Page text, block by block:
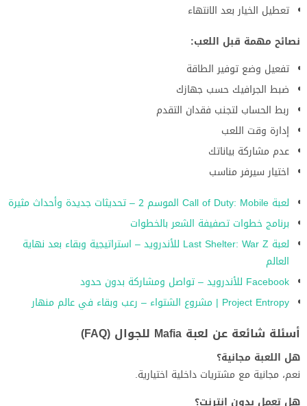
تعطيل الخيار بعد الانتهاء
نصائح مهمة قبل اللعب:
تفعيل وضع توفير الطاقة
ضبط الجرافيك حسب جهازك
ربط الحساب لتجنب فقدان التقدم
إدارة وقت اللعب
عدم مشاركة بياناتك
اختيار سيرفر مناسب
لعبة Call of Duty: Mobile الموسم 2 – تحديثات جديدة وأحداث مثيرة
برنامج خطوات تصفيفة الشعر بالخطوات
لعبة Last Shelter: War Z للأندرويد – استراتيجية وبقاء بعد نهاية
العالم
Facebook للأندرويد – تواصل ومشاركة بدون حدود
Project Entropy | مشروع الشتواء – رعب وبقاء في عالم منهار
أسئلة شائعة عن لعبة Mafia للجوال (FAQ)
هل اللعبة مجانية؟
نعم، مجانية مع مشتريات داخلية اختيارية.
هل تعمل بدون إنترنت؟